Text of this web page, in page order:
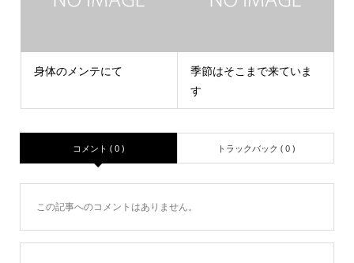
身体のメンテにて
季節はそこまで来ていま
す
コメント ( 0 ) トラックバック ( 0 )
この記事へのコメントはありません。